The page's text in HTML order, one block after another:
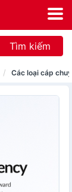
Tìm kiếm
Các loại cáp